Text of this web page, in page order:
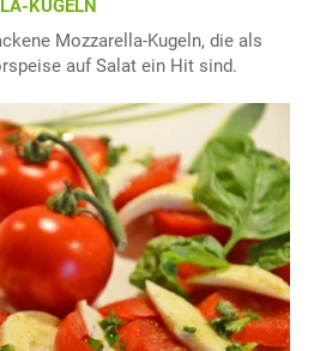
KUGELN
Mozzarella-Kugeln, die als
auf Salat ein Hit sind.